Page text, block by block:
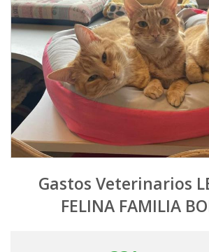
Gastos Veterinarios
FELINA FAMILIA